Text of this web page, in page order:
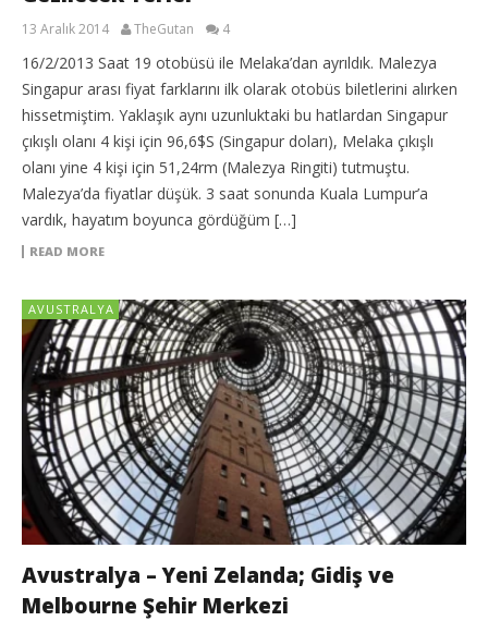
13 Aralık 2014 TheGutan 4
16/2/2013 Saat 19 otobüsü ile Melaka’dan ayrıldık. Malezya
Singapur arası fiyat farklarını ilk olarak otobüs biletlerini alırken
hissetmiştim. Yaklaşık aynı uzunluktaki bu hatlardan Singapur
çıkışlı olanı 4 kişi için 96,6$S (Singapur doları), Melaka çıkışlı
olanı yine 4 kişi için 51,24rm (Malezya Ringiti) tutmuştu.
Malezya’da fiyatlar düşük. 3 saat sonunda Kuala Lumpur’a
vardık, hayatım boyunca gördüğüm […]
READ MORE
AVUSTRALYA
Avustralya – Yeni Zelanda; Gidiş ve
Melbourne Şehir Merkezi